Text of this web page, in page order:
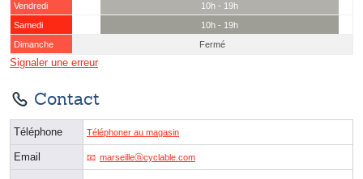
Vendredi
10h - 19h
Samedi
10h - 19h
Dimanche
Fermé
Signaler une erreur
Contact
Téléphone Téléphoner au magasin
Email marseilleⓐcyclable.com